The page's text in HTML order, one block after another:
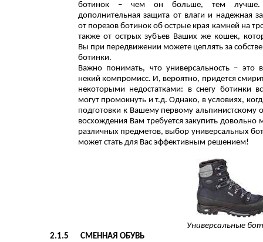
ботинок – чем он больше, тем лучше.
дополнительная защита от влаги и надежная
от порезов ботинок об острые края камней на
также от острых зубъев Ваших же кошек,
Вы при передвижении можете цеплять за
ботинки.
Важно понимать, что универсальность – это
некий компромисс. И, вероятно, придется
некоторыми недостатками: в снегу ботинки
могут промокнуть и т.д. Однако, в условиях,
подготовки к Вашему первому альпинистскому
восхождения Вам требуется закупить довольно
различных предметов, выбор универсальных
может стать для Вас эффективным решением!
Универсальные
2.1.5
СМЕННАЯ ОБУВЬ